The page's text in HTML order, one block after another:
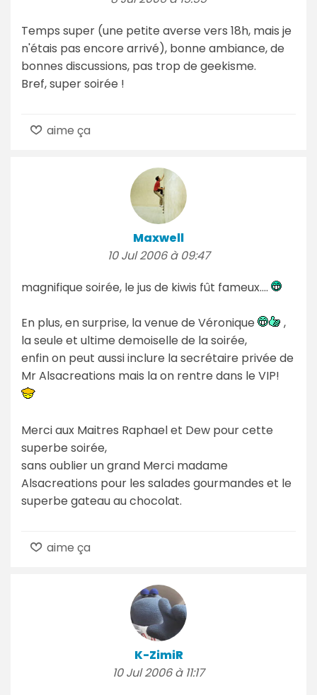
Temps super (une petite averse vers 18h, mais je
n'étais pas encore arrivé), bonne ambiance, de
bonnes discussions, pas trop de geekisme.
Bref, super soirée !
aime ça
Maxwell
10 Jul 2006 à 09:47
magnifique soirée, le jus de kiwis fût fameux....
En plus, en surprise, la venue de Véronique
,
la seule et ultime demoiselle de la soirée,
enfin on peut aussi inclure la secrétaire privée de
Mr Alsacreations mais la on rentre dans le VIP!
Merci aux Maitres Raphael et Dew pour cette
superbe soirée,
sans oublier un grand Merci madame
Alsacreations pour les salades gourmandes et le
superbe gateau au chocolat.
aime ça
K-ZimiR
10 Jul 2006 à 11:17